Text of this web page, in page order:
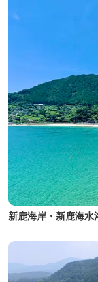
新鹿海岸・新鹿海水